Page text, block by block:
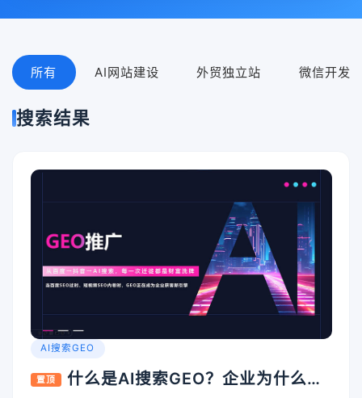
所有 AI网站建设 外贸独立站 微信开发
搜索结果
AI搜索GEO
置顶
什么是AI搜索GEO？企业为什么要